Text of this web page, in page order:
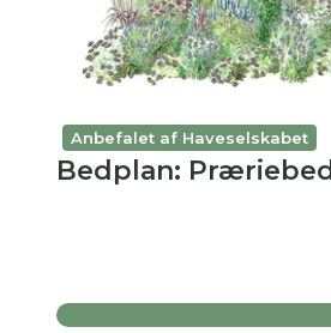
Anbefalet af Haveselskabet
Bedplan: Præriebed